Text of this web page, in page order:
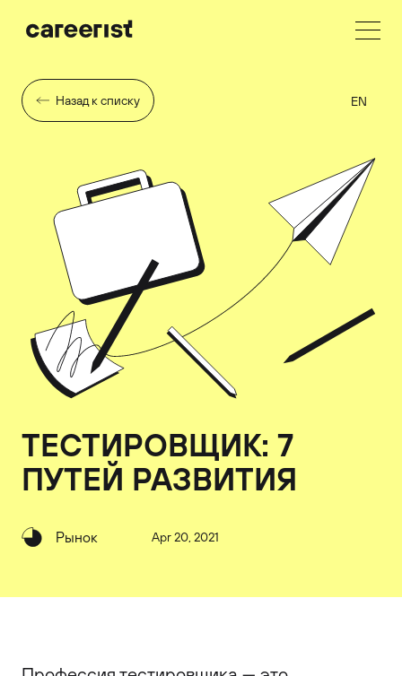
Назад к списку EN
ТЕСТИРОВЩИК: 7
ПУТЕЙ РАЗВИТИЯ
Рынок Apr 20, 2021